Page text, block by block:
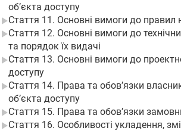
об’єкта доступу
Стаття 11. Основні вимоги до правил
Стаття 12. Основні вимоги до
та порядок їх видачі
Стаття 13. Основні вимоги до
доступу
Стаття 14. Права та обов’язки
об’єкта доступу
Стаття 15. Права та обов’язки
Стаття 16. Особливості укладення,